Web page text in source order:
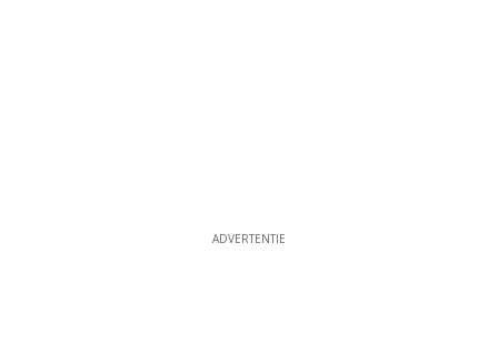
ADVERTENTIE